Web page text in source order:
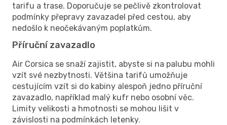
tarifu a trase. Doporučuje se pečlivě zkontrolovat
podmínky přepravy zavazadel před cestou, aby
nedošlo k neočekávaným poplatkům.
Příruční zavazadlo
Air Corsica se snaží zajistit, abyste si na palubu mohli
vzít své nezbytnosti. Většina tarifů umožňuje
cestujícím vzít si do kabiny alespoň jedno příruční
zavazadlo, například malý kufr nebo osobní věc.
Limity velikosti a hmotnosti se mohou lišit v
závislosti na podmínkách letenky.